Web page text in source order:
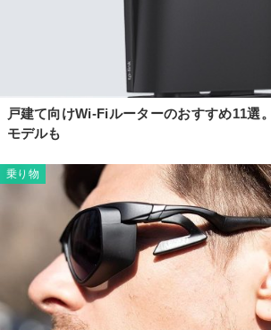
戸建て向けWi-Fiルーターのおすすめ11選
モデルも
乗り物